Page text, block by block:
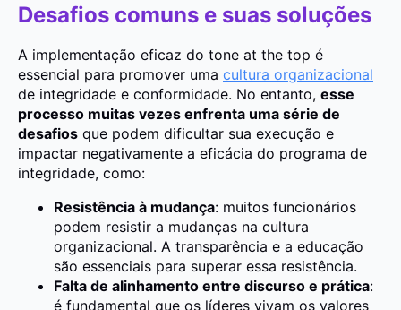
Desafios comuns e suas soluções
A implementação eficaz do tone at the top é
essencial para promover uma cultura organizacional
de integridade e conformidade. No entanto, esse
processo muitas vezes enfrenta uma série de
desafios que podem dificultar sua execução e
impactar negativamente a eficácia do programa de
integridade, como:
Resistência à mudança: muitos funcionários
podem resistir a mudanças na cultura
organizacional. A transparência e a educação
são essenciais para superar essa resistência.
Falta de alinhamento entre discurso e prática:
é fundamental que os líderes vivam os valores